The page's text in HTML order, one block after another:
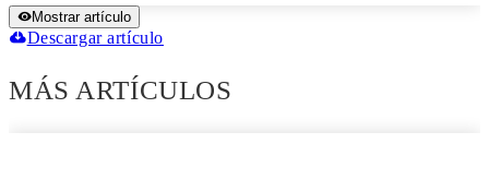
Mostrar artículo
Descargar artículo
MÁS ARTÍCULOS